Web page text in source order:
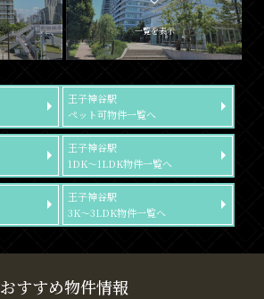
一覧を表示
王子神谷駅
ペット可物件一覧へ
王子神谷駅
1DK～1LDK物件一覧へ
王子神谷駅
3K～3LDK物件一覧へ
おすすめ物件情報